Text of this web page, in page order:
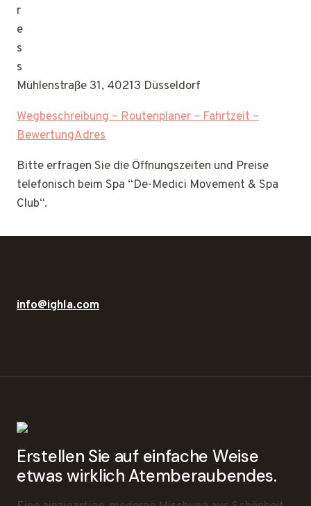
Mühlenstraße 31, 40213 Düsseldorf
Wegbeschreibung – Routenplaner – Fahrtzeit –
BewertungAdres
Bitte erfragen Sie die Öffnungszeiten und Preise
telefonisch beim Spa “De-Medici Movement & Spa
Club“.
info@ighla.com
Erstellen Sie auf einfache Weise
etwas wirklich Atemberaubendes.